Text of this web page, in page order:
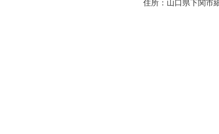
住所：山口県下関市